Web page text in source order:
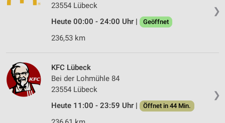
❯
23554 Lübeck
Heute 00:00 - 24:00 Uhr |
Geöffnet
236,53 km
❯
KFC Lübeck
Bei der Lohmühle 84
23554 Lübeck
Heute 11:00 - 23:59 Uhr |
Öffnet in 44 Min.